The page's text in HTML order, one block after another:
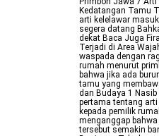
Kedatangan Tamu
arti kelelawar
segera datang
dekat Baca Juga
Terjadi di Area
waspada dengan
rumah menurut
bahwa jika ada
tamu yang
dan Budaya 1 Nasib
pertama tentang
kepada pemilik
menganggap
tersebut semakin